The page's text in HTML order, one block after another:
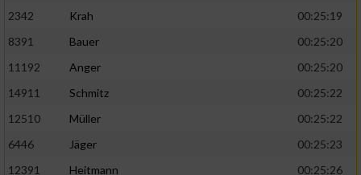
2342
Krah
00:25:19
8391
Bauer
00:25:20
11192
Anger
00:25:20
14911
Schmitz
00:25:22
12510
Müller
00:25:22
6446
Jäger
00:25:23
12391
Heitmann
00:25:26